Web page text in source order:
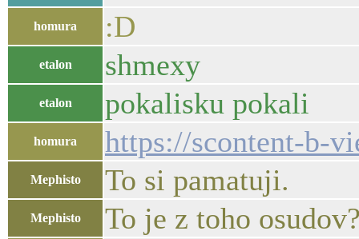
homura :D
etalon shmexy
etalon pokalisku pokali
homura https://scontent-b-
Mephisto To si pamatuji.
Mephisto To je z toho